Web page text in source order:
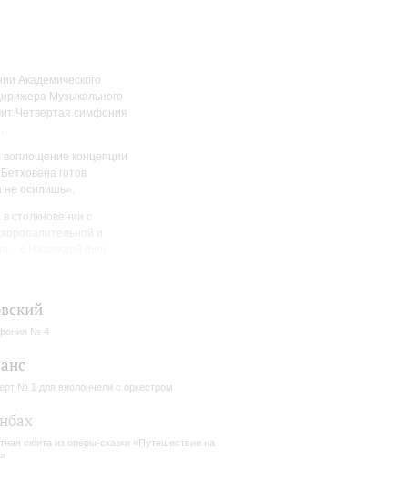
Академического
Музыкального
Четвертая симфония
воплощение концепции
готов
не осилишь».
столкновении с
однако, сложно
черпаем и словами
№ 4
№ 1 для виолончели с оркестром
сюита из оперы-сказки «Путешествие на